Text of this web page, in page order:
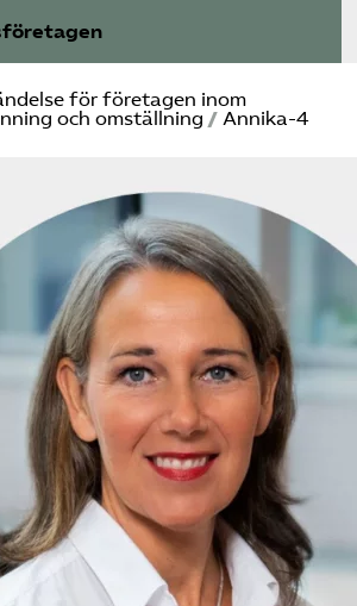
för företagen inom
och omställning / Annika-4